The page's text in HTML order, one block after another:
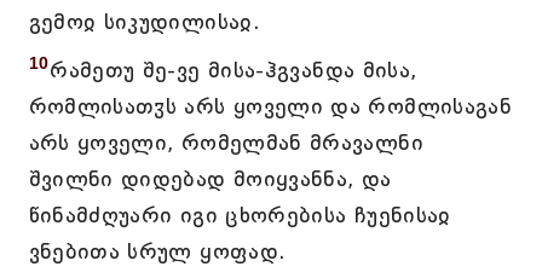
გემოჲ სიკუდილისაჲ.
10რამეთუ შე-ვე მისა-ჰგვანდა მისა,
რომლისათჳს არს ყოველი და რომლისაგან
არს ყოველი, რომელმან მრავალნი
შვილნი დიდებად მოიყვანნა, და
წინამძღუარი იგი ცხორებისა ჩუენისაჲ
ვნებითა სრულ ყოფად.